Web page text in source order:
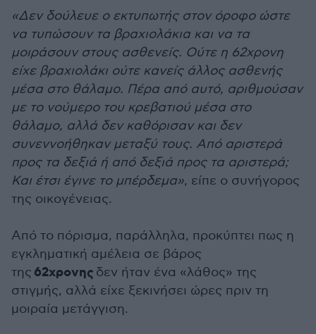
«Δεν δούλευε ο εκτυπωτής στον όροφο ώστε
να τυπώσουν τα βραχιολάκια και να τα
μοιράσουν στους ασθενείς. Ούτε η 62χρονη
είχε βραχιολάκι ούτε κανείς άλλος ασθενής
μέσα στο θάλαμο. Πέρα από αυτό, αριθμούσαν
με το νούμερο του κρεβατιού μέσα στο
θάλαμο, αλλά δεν καθόρισαν και δεν
συνεννοήθηκαν μεταξύ τους. Από αριστερά
προς τα δεξιά ή από δεξιά προς τα αριστερά;
Και έτσι έγινε το μπέρδεμα», είπε ο συνήγορος
της οικογένειας.
Από το πόρισμα, παράλληλα, προκύπτει πως η
εγκληματική αμέλεια σε βάρος
της 62χρονης δεν ήταν ένα «λάθος» της
στιγμής, αλλά είχε ξεκινήσει ώρες πριν τη
μοιραία μετάγγιση.